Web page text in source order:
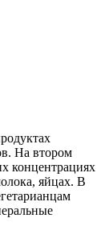
На втором
концентрациях
яйцах. В